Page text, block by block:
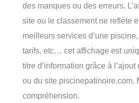
des manques ou des erreurs.
site ou le classement ne reflète
meilleurs services d’une
tarifs, etc… cet affichage est
titre d’information grâce à
ou du site piscinepatinoire.com.
compréhension.